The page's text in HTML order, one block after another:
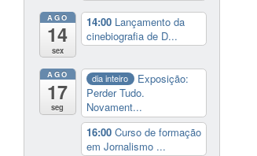
AGO
14
sex
14:00 Lançamento da
cinebiografia de D...
AGO
17
seg
dia inteiro
Exposição:
Perder Tudo.
Novament...
16:00 Curso de formação
em Jornalismo ...